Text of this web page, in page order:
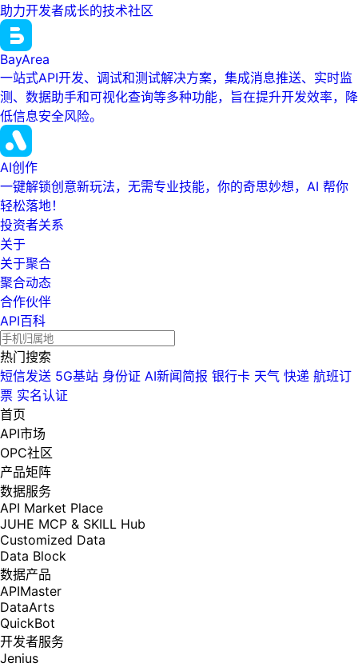
助力开发者成长的技术社区
BayArea
一站式API开发、调试和测试解决方案，集成消息推送、实时监
测、数据助手和可视化查询等多种功能，旨在提升开发效率，降
低信息安全风险。
AI创作
一键解锁创意新玩法，无需专业技能，你的奇思妙想，AI 帮你
轻松落地！
投资者关系
关于
关于聚合
聚合动态
合作伙伴
API百科
热门搜索
短信发送 5G基站 身份证 AI新闻简报 银行卡 天气 快递 航班订
票 实名认证
首页
API市场
OPC社区
产品矩阵
数据服务
API Market Place
JUHE MCP & SKILL Hub
Customized Data
Data Block
数据产品
APIMaster
DataArts
QuickBot
开发者服务
Jenius